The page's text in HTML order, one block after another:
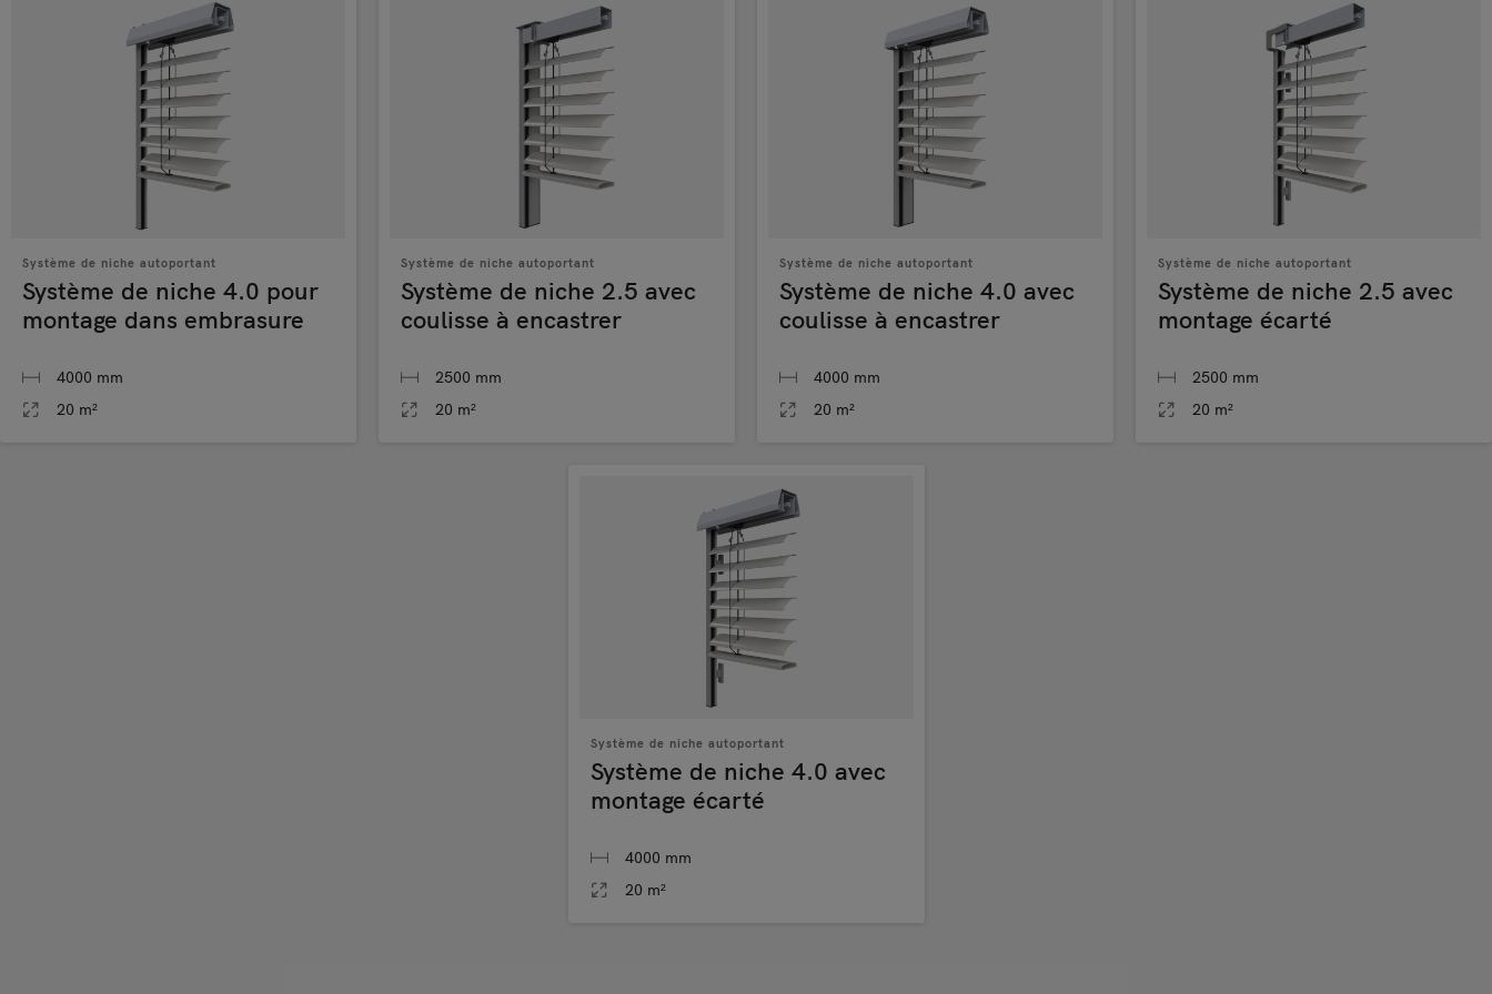
Système de niche autoportant
Système de niche 4.0 pour
montage dans embrasure
4000 mm
20 m²
Système de niche autoportant
Système de niche 2.5 avec
coulisse à encastrer
2500 mm
20 m²
Système de niche autoportant
Système de niche 4.0 avec
coulisse à encastrer
4000 mm
20 m²
Système de niche autoportant
Système de niche 2.5 avec
montage écarté
2500 mm
20 m²
Système de niche autoportant
Système de niche 4.0 avec
montage écarté
4000 mm
20 m²